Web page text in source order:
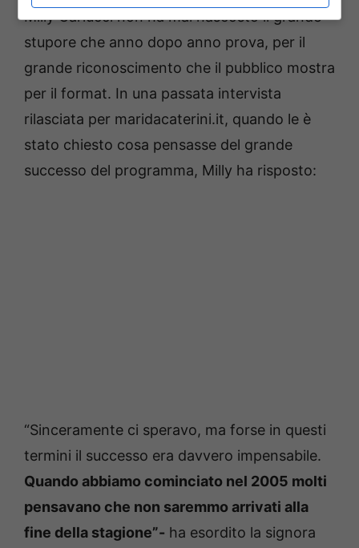
Milly Carlucci non ha mai nascosto il grande
stupore che anno dopo anno prova, per il
grande riconoscimento che il pubblico mostra
per il format. In una passata intervista
rilasciata per maridacaterini.it, quando le è
stato chiesto cosa pensasse del grande
successo del programma, Milly ha risposto:
“Sinceramente ci speravo, ma forse in questi
termini il successo era davvero impensabile.
Quando abbiamo cominciato nel 2005 molti
pensavano che non saremmo arrivati alla
fine della stagione”- ha esordito la signora